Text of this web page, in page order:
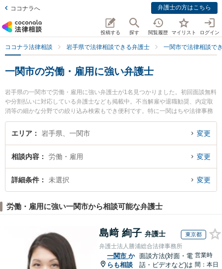
ココナラへ 弁護士の方はこちら
投稿する 探す 閲覧履歴 マイリスト ログイン
ココナラ法律相談 岩手県で法律相談できる弁護士 一関市で法律相談で
一関市の労働・雇用に強い弁護士
岩手県の一関市で労働・雇用に強い弁護士が1名見つかりました。初回面談無料
や分割払いに対応している弁護士なども掲載中。不当解雇や退職勧奨、内定取
消等の細かな分野での絞り込み検索もでき便利です。特に一関はちや法律事務
所の蜂谷 大弁護士のプロフィール情報や弁護士費用、強みなどが注目されてい
ます。『一関市で土日や夜間に発生した労働・雇用のトラブルを今すぐに弁護
相談予約したい』などでお困りの相談者さんにおすすめです。
エリア 岩手県、一関市 変更
相談内容 労働・雇用 変更
詳細条件 未選択 変更
労働・雇用に強い一関市から相談可能な弁護士
島﨑 絢子 弁護士 東京都
弁護士法人勝浦総合法律事務所
一関市 か
らも相談
面談方法(対面・電
話・ビデオなど)は
営業時
間：本日